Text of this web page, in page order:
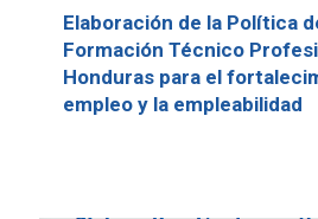
Elaboración de la Política
Formación Técnico
Honduras para el
empleo y la empleabilidad